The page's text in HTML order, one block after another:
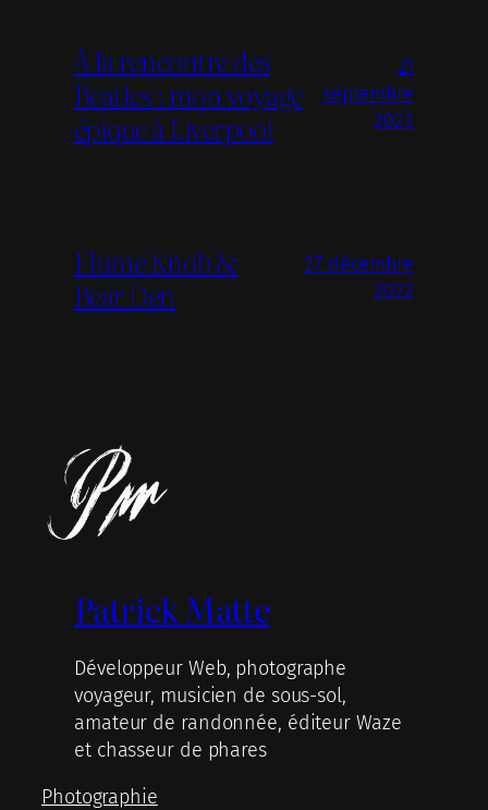
À la rencontre des
Beatles : mon voyage
épique à Liverpool
21
septembre
2023
Flume Knob &
Bear Den
27 décembre
2022
Patrick Matte
Développeur Web, photographe
voyageur, musicien de sous-sol,
amateur de randonnée, éditeur Waze
et chasseur de phares
Photographie